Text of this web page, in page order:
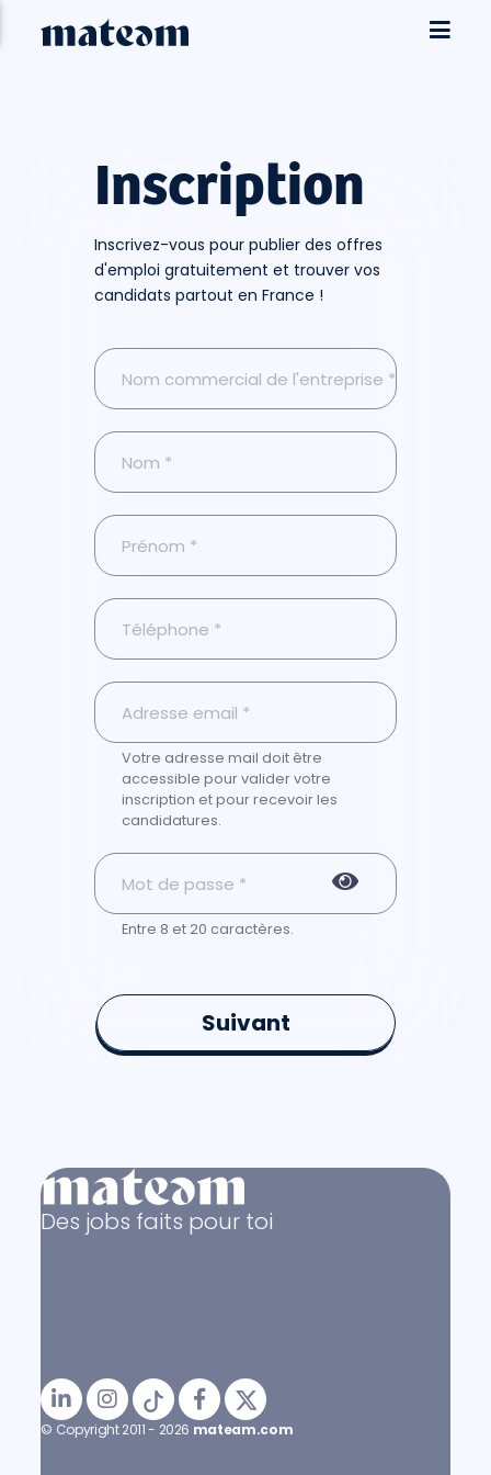
Inscription
Inscrivez-vous pour publier des offres
d'emploi gratuitement et trouver vos
candidats partout en France !
Votre adresse mail doit être
accessible pour valider votre
inscription et pour recevoir les
candidatures.
Entre 8 et 20 caractères.
Suivant
Des jobs faits pour toi
© Copyright 2011 - 2026 mateam.com